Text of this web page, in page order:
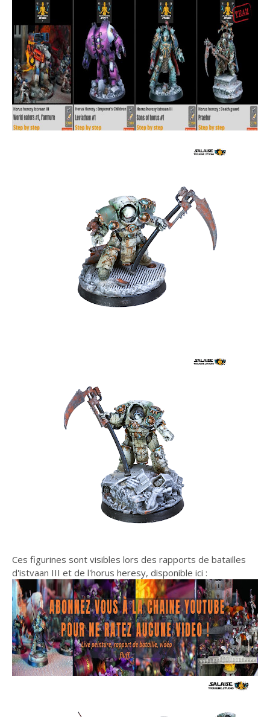
Ces figurines sont visibles lors des rapports de batailles
d'istvaan III et de l'horus heresy, disponible ici :